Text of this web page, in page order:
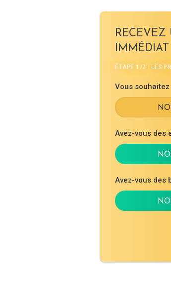
RECEVEZ
IMMÉDIAT
ÉTAPE 1/2 : LES
Vous
Avez-vous des
Avez-vous des